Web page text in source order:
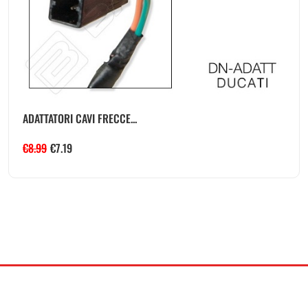
ADATTATORI CAVI FRECCE...
€8.99 €7.19